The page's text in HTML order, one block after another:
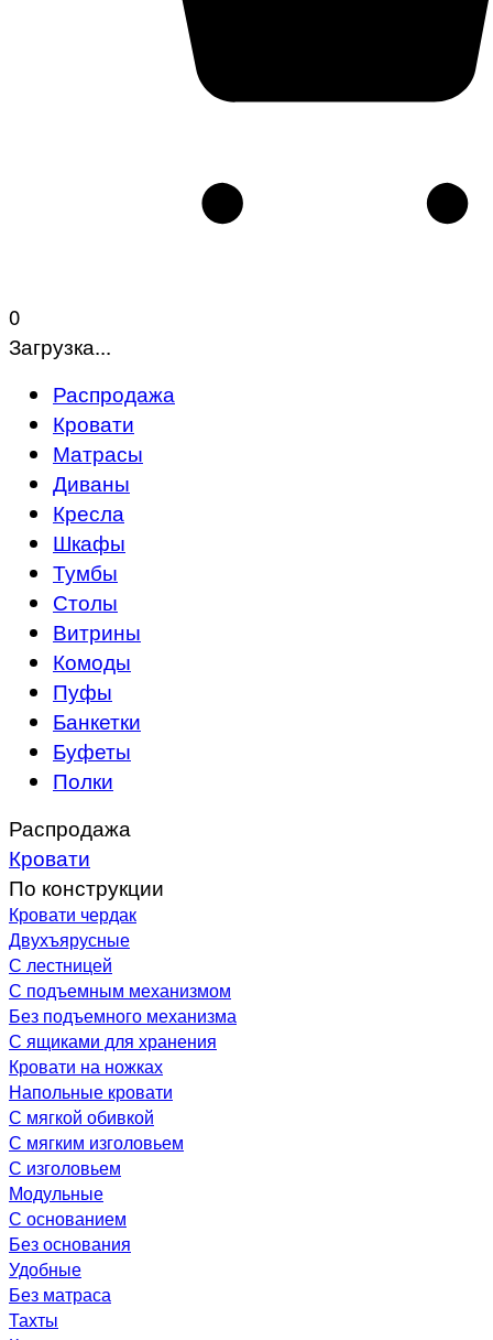
0
Загрузка...
Распродажа
Кровати
Матрасы
Диваны
Кресла
Шкафы
Тумбы
Столы
Витрины
Комоды
Пуфы
Банкетки
Буфеты
Полки
Распродажа
Кровати
По конструкции
Кровати чердак
Двухъярусные
С лестницей
С подъемным механизмом
Без подъемного механизма
С ящиками для хранения
Кровати на ножках
Напольные кровати
С мягкой обивкой
С мягким изголовьем
С изголовьем
Модульные
С основанием
Без основания
Удобные
Без матраса
Тахты